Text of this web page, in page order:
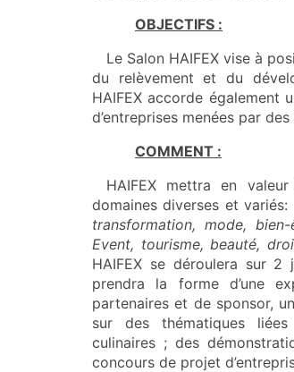
OBJECTIFS :
Le Salon HAIFEX vise à
du relèvement et du
HAIFEX accorde également
d’entreprises menées par
COMMENT :
HAIFEX mettra en
domaines diverses et variés:
transformation, mode,
Event, tourisme, beauté,
HAIFEX se déroulera sur 2
prendra la forme d’une
partenaires et de sponsor,
sur des thématiques
culinaires ; des
concours de projet